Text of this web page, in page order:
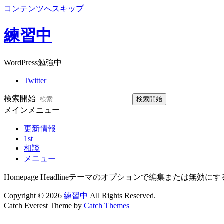
コンテンツへスキップ
練習中
WordPress勉強中
Twitter
検索開始
メインメニュー
更新情報
1st
相談
メニュー
Homepage Headlineテーマのオプションで編集または無効にす
Copyright © 2026 練習中 All Rights Reserved.
Catch Everest Theme by Catch Themes